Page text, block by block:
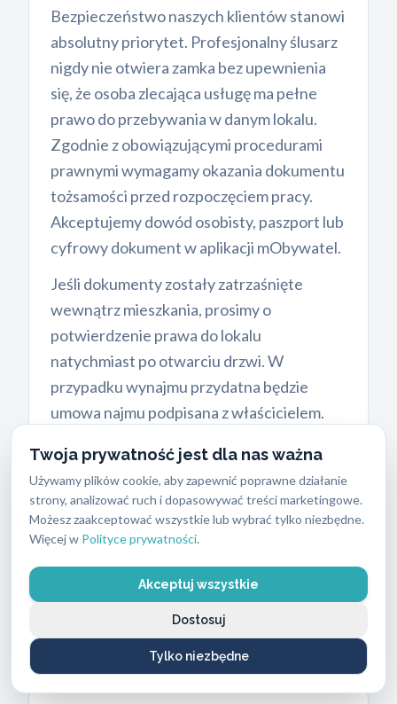
Twoja prywatność jest dla nas ważna
Używamy plików cookie, aby zapewnić poprawne działanie
strony, analizować ruch i dopasowywać treści marketingowe.
Możesz zaakceptować wszystkie lub wybrać tylko niezbędne.
Więcej w Polityce prywatności.
Akceptuj wszystkie
Tylko niezbędne
Dostosuj
Bezpieczeństwo naszych klientów stanowi
absolutny priorytet. Profesjonalny ślusarz
nigdy nie otwiera zamka bez upewnienia
się, że osoba zlecająca usługę ma pełne
prawo do przebywania w danym lokalu.
Zgodnie z obowiązującymi procedurami
prawnymi wymagamy okazania dokumentu
tożsamości przed rozpoczęciem pracy.
Akceptujemy dowód osobisty, paszport lub
cyfrowy dokument w aplikacji mObywatel.
Jeśli dokumenty zostały zatrzaśnięte
wewnątrz mieszkania, prosimy o
potwierdzenie prawa do lokalu
natychmiast po otwarciu drzwi. W
przypadku wynajmu przydatna będzie
umowa najmu podpisana z właścicielem.
który potwierdzi tożsamość lokatora. W
sytuacjach spornych lub przy całkowitym
braku dokumentów współpracujemy z
lokalną policją.
Taka rygorystyczna procedura chroni
prawowitych właścicieli nieruchomości
przed próbami nielegalnego wtargnięcia.